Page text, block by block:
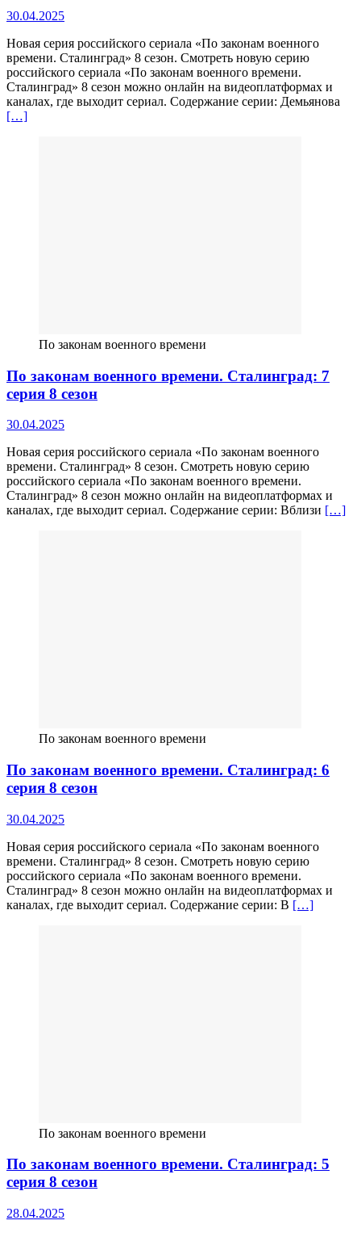
30.04.2025
Новая серия российского сериала «По законам военного
времени. Сталинград» 8 сезон. Смотреть новую серию
российского сериала «По законам военного времени.
Сталинград» 8 сезон можно онлайн на видеоплатформах и
каналах, где выходит сериал. Содержание серии: Демьянова
[…]
По законам военного времени
По законам военного времени. Сталинград: 7
серия 8 сезон
30.04.2025
Новая серия российского сериала «По законам военного
времени. Сталинград» 8 сезон. Смотреть новую серию
российского сериала «По законам военного времени.
Сталинград» 8 сезон можно онлайн на видеоплатформах и
каналах, где выходит сериал. Содержание серии: Вблизи […]
По законам военного времени
По законам военного времени. Сталинград: 6
серия 8 сезон
30.04.2025
Новая серия российского сериала «По законам военного
времени. Сталинград» 8 сезон. Смотреть новую серию
российского сериала «По законам военного времени.
Сталинград» 8 сезон можно онлайн на видеоплатформах и
каналах, где выходит сериал. Содержание серии: В […]
По законам военного времени
По законам военного времени. Сталинград: 5
серия 8 сезон
28.04.2025